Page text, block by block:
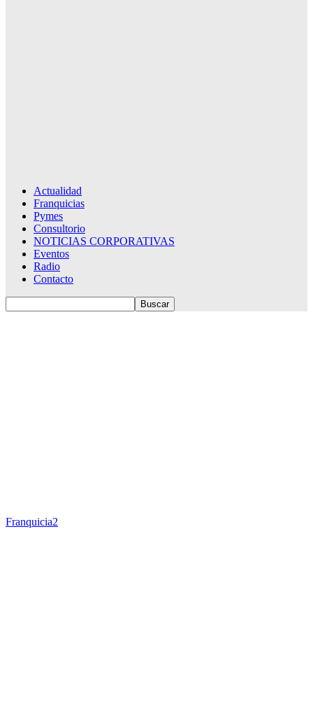
Actualidad
Franquicias
Pymes
Consultorio
NOTICIAS CORPORATIVAS
Eventos
Radio
Contacto
Franquicia2